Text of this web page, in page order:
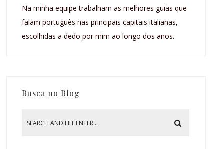
Na minha equipe trabalham as melhores guias que
falam português nas principais capitais italianas,
escolhidas a dedo por mim ao longo dos anos.
Busca no Blog